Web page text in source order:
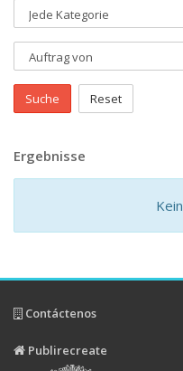
Suche Reset
Ergebnisse
Contáctenos
Publirecreate